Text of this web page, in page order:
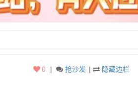
| 隐藏边栏
| 抢沙发
0